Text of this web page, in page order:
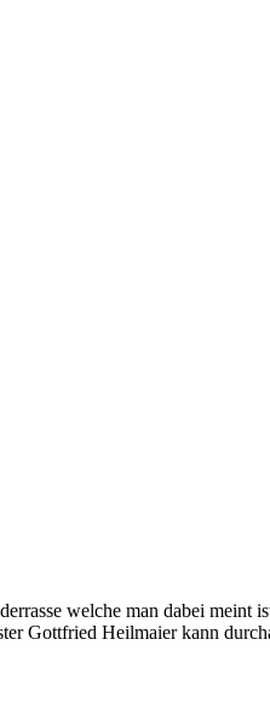
welche man dabei meint
Gottfried Heilmaier kann